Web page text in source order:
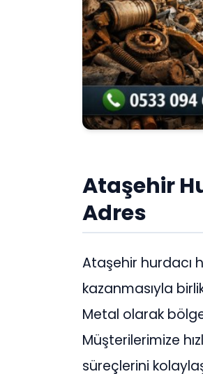
Ataşehir
Adres
Ataşehir hurdacı
kazanmasıyla
Metal olarak
Müşterilerimize
süreçlerini